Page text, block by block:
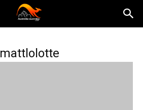
mattlolotte